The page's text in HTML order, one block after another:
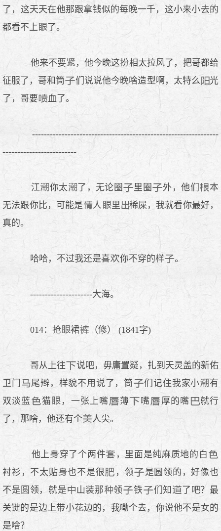
了，这天天在他那跟拿钱似的每晚一千，这小来小去的
都看不上
了。
他来不要
，他今晚这扮相太拉风了，把哥都给
征服了，哥和筒
们说说他今晚啥造型啊，太特么
光
了，哥要
血了。
---------------------------------------------------------------
-------------------------
江 你太 了，无论圈 里圈 外，他们
本
无法跟你比，可能是
人 里
稀屎，我就看你最好，
真的。
哈哈，不过我还是喜 你不穿的样 。
---------------------大海。
014：抢 裙 （修） (1841字)
哥从上往
说吧，毋庸置疑，扎到天灵盖的新佑
卫门
尾辫，样貌不用说了，筒 们记住我家小
有
双淡蓝
猫 ，一张上嘴 薄 嘴 厚的嘴
就行
了，那啥，他还有个
人尖。
他上 穿了个两件
，里面是纯麻质地的白
衬衫，不太贴
也不是很 ，领
是圆领的，好像也
不是圆领，就是
山装那 领 铁 们知
了吧？最
关键的是边上带小
边的，我嘞个去，你说他不是女的
是啥？